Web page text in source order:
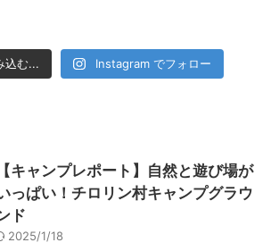
込む... Instagram でフォロー
【キャンプレポート】自然と遊び場が
っぱい！チロリン村キャンプグラウ
ド
2025/1/18